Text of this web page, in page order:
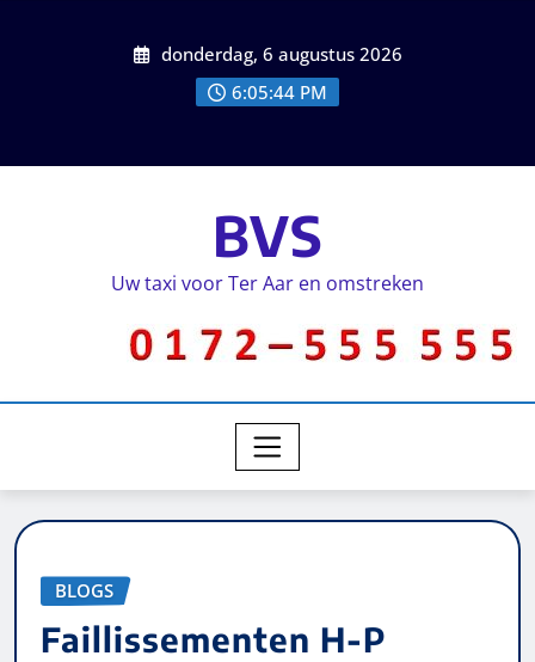
donderdag, 6 augustus 2026
6:05:44 PM
BVS
Uw taxi voor Ter Aar en omstreken
BLOGS
Faillissementen H-P